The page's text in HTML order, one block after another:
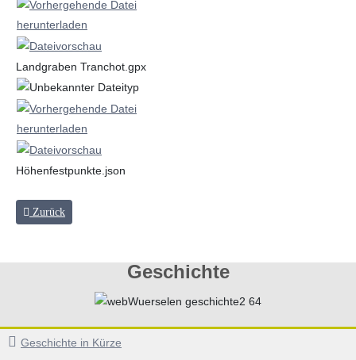
Geschichte
Geschichte in Kürze
Landgraben Tranchot.gpx
Höhenfestpunkte.json
Vorheriger Beitrag: Wegenetz zu dieser Zeit
Zurück